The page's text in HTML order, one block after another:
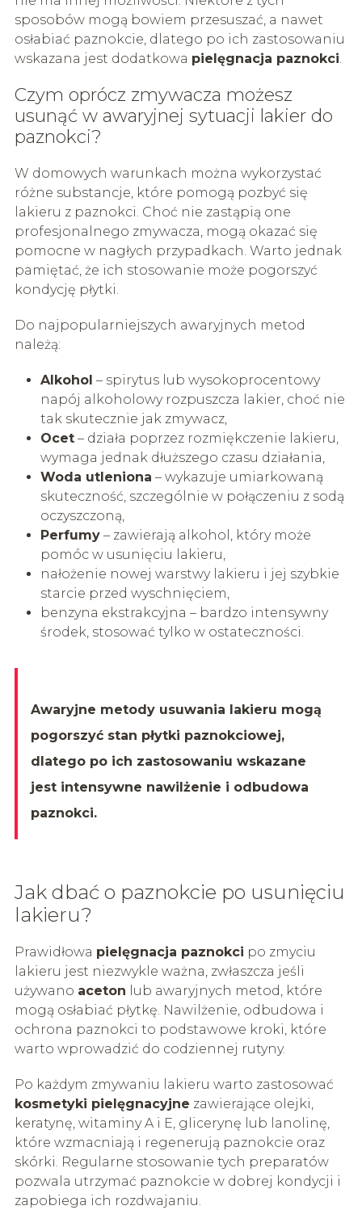
sposobów mogą bowiem przesuszać, a nawet
osłabiać paznokcie, dlatego po ich zastosowaniu
wskazana jest dodatkowa pielęgnacja paznokci.
Czym oprócz zmywacza możesz
usunąć w awaryjnej sytuacji lakier do
paznokci?
W domowych warunkach można wykorzystać
różne substancje, które pomogą pozbyć się
lakieru z paznokci. Choć nie zastąpią one
profesjonalnego zmywacza, mogą okazać się
pomocne w nagłych przypadkach. Warto jednak
pamiętać, że ich stosowanie może pogorszyć
kondycję płytki.
Do najpopularniejszych awaryjnych metod
należą:
Alkohol – spirytus lub wysokoprocentowy
napój alkoholowy rozpuszcza lakier, choć nie
tak skutecznie jak zmywacz,
Ocet– działa poprzez rozmiękczenie lakieru,
wymaga jednak dłuższego czasu działania,
Woda utleniona – wykazuje umiarkowaną
skuteczność, szczególnie w połączeniu z sodą
oczyszczoną,
Perfumy– zawierają alkohol, który może
pomóc w usunięciu lakieru,
nałożenie nowej warstwy lakieru i jej szybkie
starcie przed wyschnięciem,
benzyna ekstrakcyjna – bardzo intensywny
środek, stosować tylko w ostateczności.
Awaryjne metody usuwania lakieru mogą
pogorszyć stan płytki paznokciowej,
dlatego po ich zastosowaniu wskazane
jest intensywne nawilżenie i odbudowa
paznokci.
Jak dbać o paznokcie po usunięciu
lakieru?
Prawidłowa pielęgnacja paznokci po zmyciu
lakieru jest niezwykle ważna, zwłaszcza jeśli
używano aceton lub awaryjnych metod, które
mogą osłabiać płytkę. Nawilżenie, odbudowa i
ochrona paznokci to podstawowe kroki, które
warto wprowadzić do codziennej rutyny.
Po każdym zmywaniu lakieru warto zastosować
kosmetyki pielęgnacyjne zawierające olejki,
keratynę, witaminy A i E, glicerynę lub lanolinę,
które wzmacniają i regenerują paznokcie oraz
skórki. Regularne stosowanie tych preparatów
pozwala utrzymać paznokcie w dobrej kondycji i
zapobiega ich rozdwajaniu.